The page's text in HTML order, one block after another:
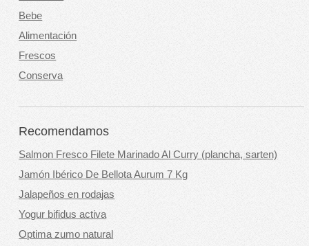
Bebe
Alimentación
Frescos
Conserva
Recomendamos
Salmon Fresco Filete Marinado Al Curry (plancha, sarten)
Jamón Ibérico De Bellota Aurum 7 Kg
Jalapeños en rodajas
Yogur bifidus activa
Optima zumo natural